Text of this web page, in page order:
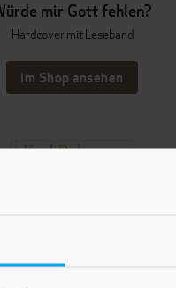
mir Gott fehlen?
Hardcover mit Leseband
Im Shop ansehen